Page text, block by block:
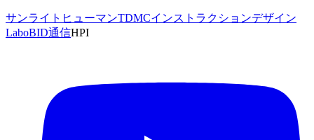
サンライトヒューマンTDMCインストラクションデザイン
LaboBID通信HPI